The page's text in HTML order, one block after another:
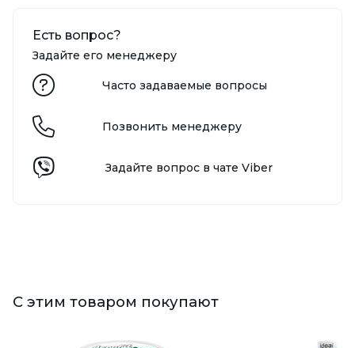
Есть вопрос?
Задайте его менеджеру
Часто задаваемые вопросы
Позвонить менеджеру
Задайте вопрос в чате Viber
С этим товаром покупают